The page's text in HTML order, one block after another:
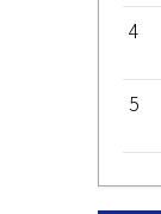
4
5